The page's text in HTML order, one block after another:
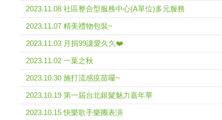
2023.11.08 社區整合型服務中心(A單位)多元服務
2023.11.07 精美禮物包裝~
2023.11.03 月捐99讓愛久久❤️
2023.11.02 一葉之秋
2023.10.30 施打流感疫苗囉~
2023.10.19 第一屆台北銀髮魅力嘉年華
2023.10.15 快樂歌手樂團表演